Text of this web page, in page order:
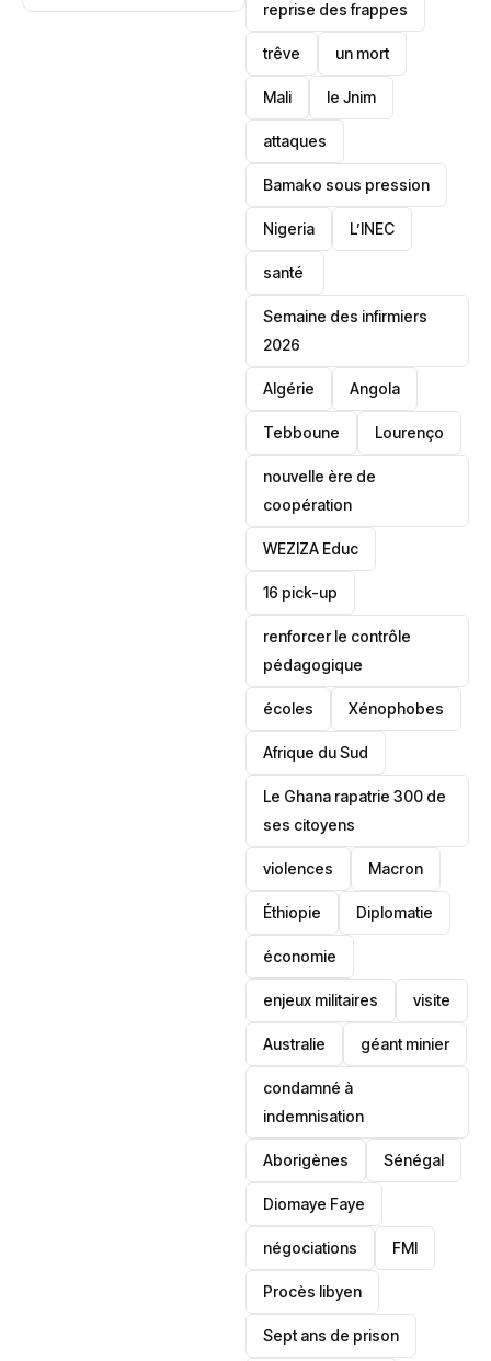
sommet
reprise des frappes
trêve un mort
Mali le Jnim
attaques
Bamako sous pression
‎Nigeria L’INEC
santé ‎
Semaine des infirmiers
2026
‎Algérie Angola
Tebboune Lourenço
nouvelle ère de
coopération
‎WEZIZA Educ
16 pick-up
renforcer le contrôle
pédagogique
écoles ‎Xénophobes
Afrique du Sud
Le Ghana rapatrie 300 de
ses citoyens
violences Macron
Éthiopie Diplomatie
économie
enjeux militaires visite
‎Australie géant minier
condamné à
indemnisation
Aborigènes Sénégal
Diomaye Faye
négociations FMI
Procès libyen
Sept ans de prison